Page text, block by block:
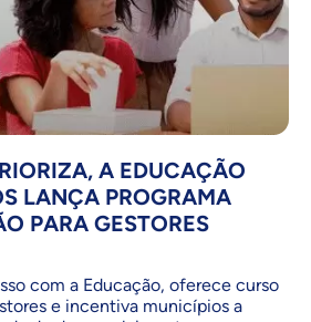
A EDUCAÇÃO
LANÇA PROGRAMA
PARA GESTORES
com a Educação, oferece curso
e incentiva municípios a